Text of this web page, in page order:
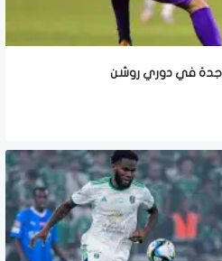
جدة في دوري روشن